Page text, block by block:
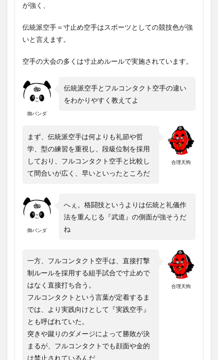
が強く、
伝統派空手＝寸止め空手はスポーツとしての競技色が強
いと言えます。
空手の大会の多くは寸止めルールで実施されています。
御パンダ
伝統派空手とフルコンタクト空手の違い
をわかりやすく教えてよ
合理天狗
まず、伝統派空手は何よりも礼節や哲
学、型の練習を重視し、段級位制を採用
しており、フルコンタクト空手と比較し
て間合いが広く、早いといったところだ
御パンダ
へぇ。格闘技というよりは伝統と礼儀作
法を重んじる『武道』の側面が強そうだ
ね
合理天狗
一方、フルコンタクト空手は、直接打撃
制ルールを採用する組手試合で寸止めで
はなく直接打ち合う。
フルコンタクトという言葉が定着するま
では、より実践向けとして『実践空手』
とも呼ばれていた。
突きや蹴りのダメージによって勝敗が決
まるが、フルコンタクトでも顔面や金的
は禁止されているんだ